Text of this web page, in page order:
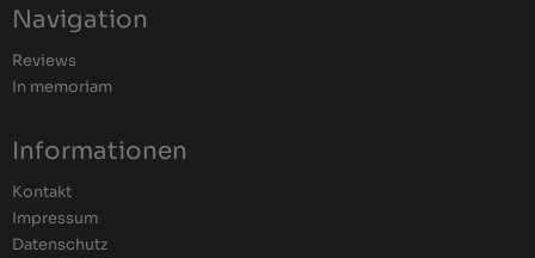
Navigation
Reviews
In memoriam
Informationen
Kontakt
Impressum
Datenschutz